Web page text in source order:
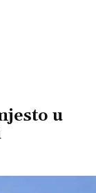
u